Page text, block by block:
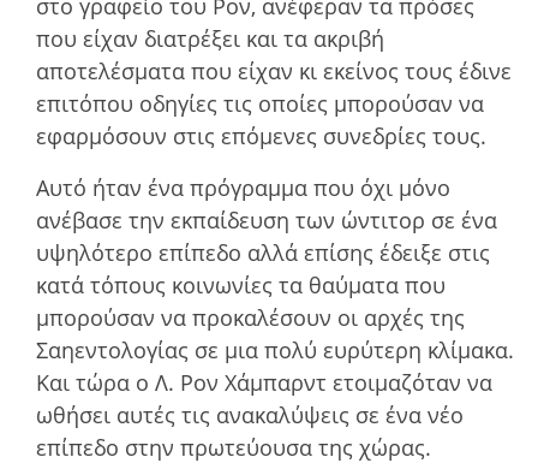
στο γραφείο του Ρον, ανέφεραν τα πρόσες
που είχαν διατρέξει και τα ακριβή
αποτελέσµατα που είχαν κι εκείνος τους έδινε
επιτόπου οδηγίες τις οποίες µπορούσαν να
εφαρµόσουν στις επόµενες συνεδρίες τους.
Αυτό ήταν ένα πρόγραµµα που όχι µόνο
ανέβασε την εκπαίδευση των ώντιτορ σε ένα
υψηλότερο επίπεδο αλλά επίσης έδειξε στις
κατά τόπους κοινωνίες τα θαύµατα που
µπορούσαν να προκαλέσουν οι αρχές της
Σαηεντολογίας σε µια πολύ ευρύτερη κλίµακα.
Και τώρα ο Λ. Ρον Χάμπαρντ ετοιµαζόταν να
ωθήσει αυτές τις ανακαλύψεις σε ένα νέο
επίπεδο στην πρωτεύουσα της χώρας.